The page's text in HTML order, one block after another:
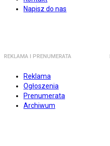
Napisz do nas
REKLAMA I PRENUMERATA
Reklama
Ogłoszenia
Prenumerata
Archiwum